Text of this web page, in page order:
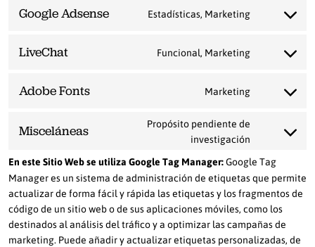
youtube
Google Adsense Estadísticas, Marketing
Consent
google-
LiveChat Funcional, Marketing
Consent
livechat
Adobe Fonts Marketing
Consent
adobe-
Misceláneas
Propósito pendiente de
investigación
Consent
service
misceláneas
En este Sitio Web se utiliza Google Tag Manager:Google Tag
Manager es un sistema de administración de etiquetas que permite
actualizar de forma fácil y rápida las etiquetas y los fragmentos de
código de un sitio web o de sus aplicaciones móviles, como los
destinados al análisis del tráfico y a optimizar las campañas de
marketing. Puede añadir y actualizar etiquetas personalizadas, de